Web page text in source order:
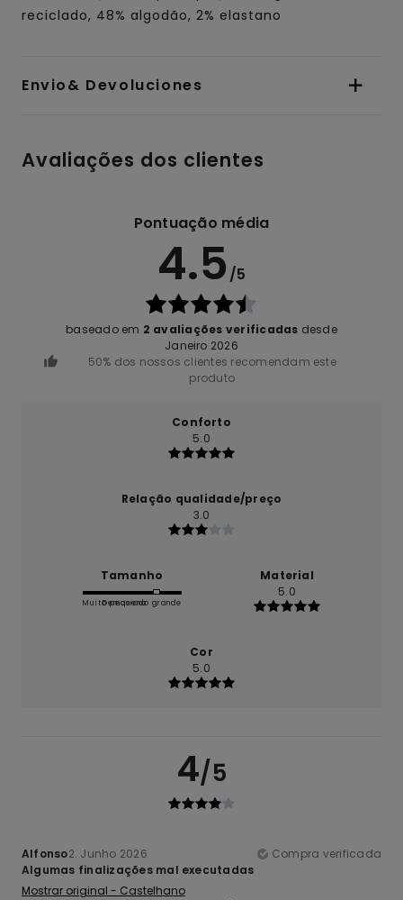
reciclado, 48% algodão, 2% elastano
Envio& Devoluciones
Avaliações dos clientes
Pontuação média
4.5 /5
baseado em 2 avaliações verificadas desde
Janeiro 2026
50% dos nossos clientes recomendam este
produto
Conforto
5.0
Relação qualidade/preço
3.0
Tamanho
Muito pequeno
Demasiado grande
Material
5.0
Cor
5.0
4/5
Alfonso2. Junho 2026
Compra verificada
Algumas finalizações mal executadas
Mostrar original - Castelhano